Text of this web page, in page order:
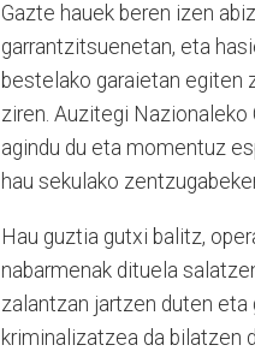
Gazte hauek beren izen
garrantzitsuenetan, eta
bestelako garaietan egiten
ziren. Auzitegi
agindu du eta momentuz
hau sekulako
Hau guztia gutxi balitz,
nabarmenak dituela
zalantzan jartzen duten
kriminalizatzea da bilatzen